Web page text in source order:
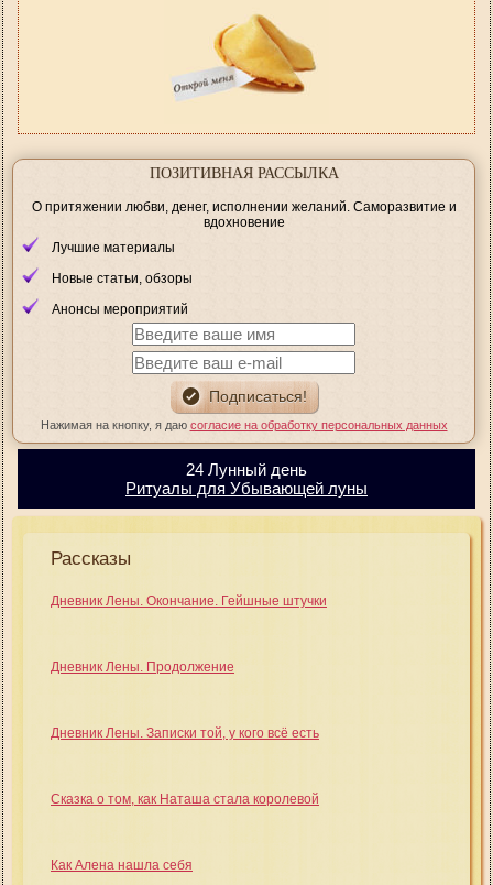
ПОЗИТИВНАЯ РАССЫЛКА
О притяжении любви, денег, исполнении желаний. Саморазвитие и
вдохновение
Лучшие материалы
Новые статьи, обзоры
Анонсы мероприятий
Нажимая на кнопку, я даю согласие на обработку персональных данных
24 Лунный день
Ритуалы для Убывающей луны
Рассказы
Дневник Лены. Окончание. Гейшные штучки
Дневник Лены. Продолжение
Дневник Лены. Записки той, у кого всё есть
Сказка о том, как Наташа стала королевой
Как Алена нашла себя